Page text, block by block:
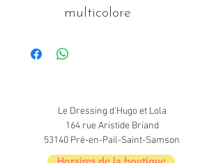
multicolore
Le Dressing d'Hugo et Lola
164 rue Aristide Briand
53140 Pré-en-Pail-Saint-Samson